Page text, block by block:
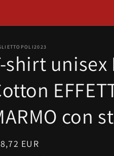
shirt unisex
con
EUR